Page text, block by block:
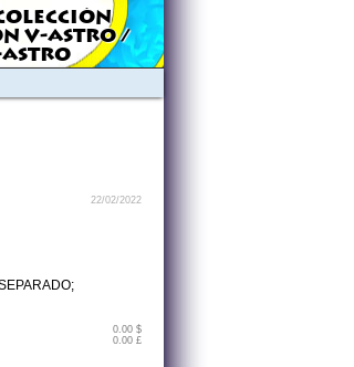
V-ASTRO /
22/02/2022
0.00 $
0.00 £